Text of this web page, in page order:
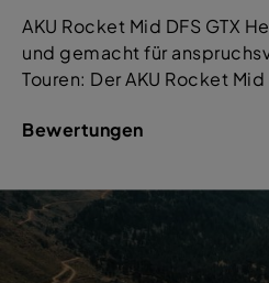
AKU Rocket Mid DFS GTX
und gemacht für
Touren: Der AKU Rocket Mid
Bewertungen